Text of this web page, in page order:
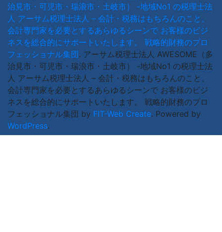
治見市・可児市・瑞浪市・土岐市） -地域No1 の税理士法
人 アーサム税理士法人 – 会計・税務はもちろんのこと、
会計専門家を必要とするあらゆるシーンで お客様のビジ
ネスを総合的にサポートいたします。 戦略的財務のプロ
フェッショナル集団. アーサム税理士法人 AWESOME（多
治見市・可児市・瑞浪市・土岐市） -地域No1 の税理士法
人 アーサム税理士法人 – 会計・税務はもちろんのこと、
会計専門家を必要とするあらゆるシーンで お客様のビジ
ネスを総合的にサポートいたします。 戦略的財務のプロ
フェッショナル集団 by FIT-Web Create. Powered by
WordPress.